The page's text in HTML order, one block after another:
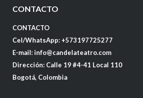
CONTACTO
CONTACTO
Cel/WhatsApp: +573197725277
E-mail: info@candelateatro.com
Dirección: Calle 19 #4-41 Local 110
Bogotá, Colombia